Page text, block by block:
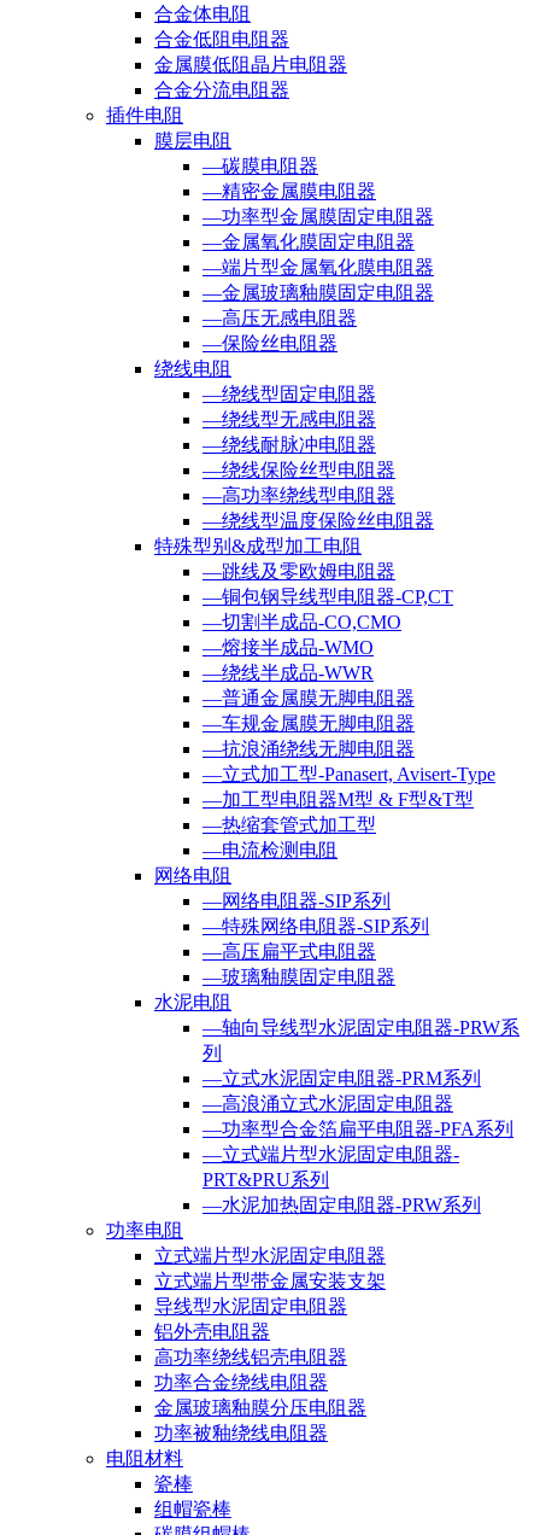
合金体电阻
合金低阻电阻器
金属膜低阻晶片电阻器
合金分流电阻器
插件电阻
膜层电阻
—碳膜电阻器
—精密金属膜电阻器
—功率型金属膜固定电阻器
—金属氧化膜固定电阻器
—端片型金属氧化膜电阻器
—金属玻璃釉膜固定电阻器
—高压无感电阻器
—保险丝电阻器
绕线电阻
—绕线型固定电阻器
—绕线型无感电阻器
—绕线耐脉冲电阻器
—绕线保险丝型电阻器
—高功率绕线型电阻器
—绕线型温度保险丝电阻器
特殊型别&成型加工电阻
—跳线及零欧姆电阻器
—铜包钢导线型电阻器-CP,CT
—切割半成品-CO,CMO
—熔接半成品-WMO
—绕线半成品-WWR
—普通金属膜无脚电阻器
—车规金属膜无脚电阻器
—抗浪涌绕线无脚电阻器
—立式加工型-Panasert, Avisert-Type
—加工型电阻器M型 & F型&T型
—热缩套管式加工型
—电流检测电阻
网络电阻
—网络电阻器-SIP系列
—特殊网络电阻器-SIP系列
—高压扁平式电阻器
—玻璃釉膜固定电阻器
水泥电阻
—轴向导线型水泥固定电阻器-PRW系
列
—立式水泥固定电阻器-PRM系列
—高浪涌立式水泥固定电阻器
—功率型合金箔扁平电阻器-PFA系列
—立式端片型水泥固定电阻器-
PRT&PRU系列
—水泥加热固定电阻器-PRW系列
功率电阻
立式端片型水泥固定电阻器
立式端片型带金属安装支架
导线型水泥固定电阻器
铝外壳电阻器
高功率绕线铝壳电阻器
功率合金绕线电阻器
金属玻璃釉膜分压电阻器
功率被釉绕线电阻器
电阻材料
瓷棒
组帽瓷棒